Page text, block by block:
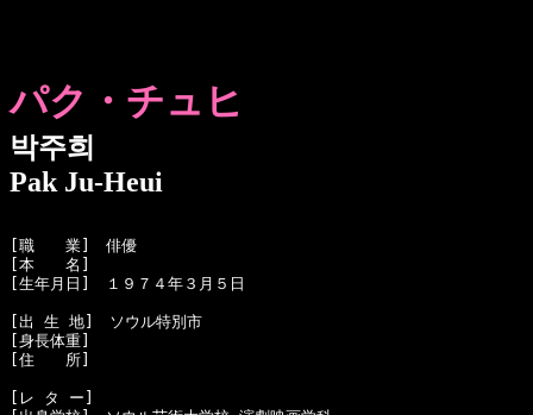
パク・チュヒ
박주희
Pak Ju-Heui
[職　　業]　俳優
[本　　名]
[生年月日]　１９７４年３月５日
[出 生 地]　ソウル特別市
[身長体重]
[住　　所]
[レ タ ー]